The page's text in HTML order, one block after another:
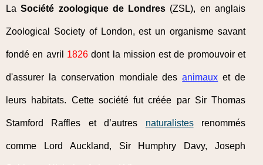
LaSociété zoologique de Londres (ZSL), en anglais
Zoological Society of London, est un organisme savant
fondé en avril 1826dont la mission est de promouvoir et
d'assurer la conservation mondiale desanimaux et de
leurs habitats. Cette société fut créée par Sir Thomas
Stamford Raffles et d’autres naturalistesrenommés
comme Lord Auckland, Sir Humphry Davy, Joseph